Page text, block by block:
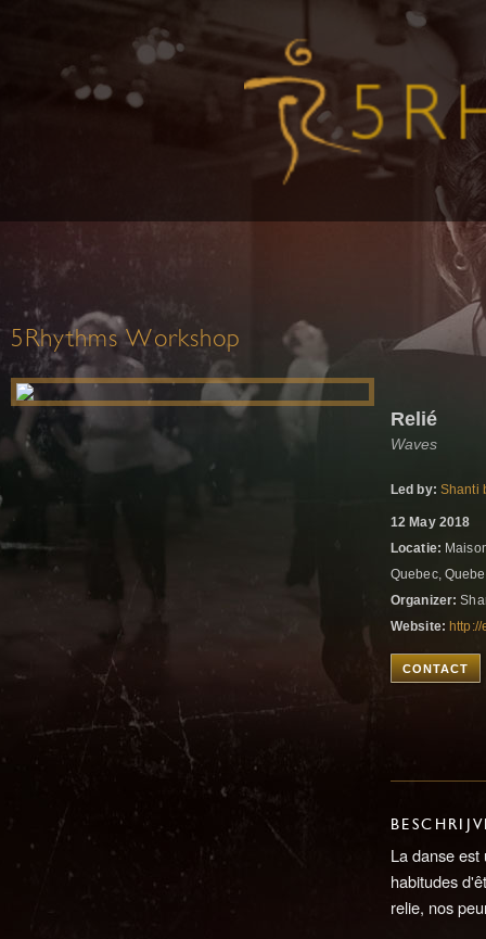
5Rhythms Workshop
Relié
Waves
Led by: Shanti
12 May 2018
Locatie:
Quebec,
Organizer:
Website:
CONTACT
La danse
habitudes
relie, nos